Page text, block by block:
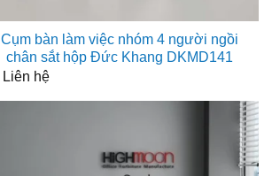
Cụm bàn làm việc nhóm 4 người ngồi
chân sắt hộp Đức Khang DKMD141
Liên hệ